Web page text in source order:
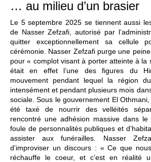
… au milieu d’un brasier
Le 5 septembre 2025 se tiennent aussi
de Nasser Zefzafi, autorisé par
quitter exceptionnellement sa cellule
cérémonie. Nasser Zefzafi purge une
pour « complot visant à porter atteinte à la
était en effet l’une des figures du
mouvement pendant lequel la région
intensément et pendant plusieurs mois
sociale. Sous le gouvernement El
été taxé de nourrir des velléités
rencontré une adhésion massive dans
foule de personnalités publiques et
assister aux funérailles. Nasser
d’improviser un discours : « Ce que
réchauffe le coeur, et c’est en réalité